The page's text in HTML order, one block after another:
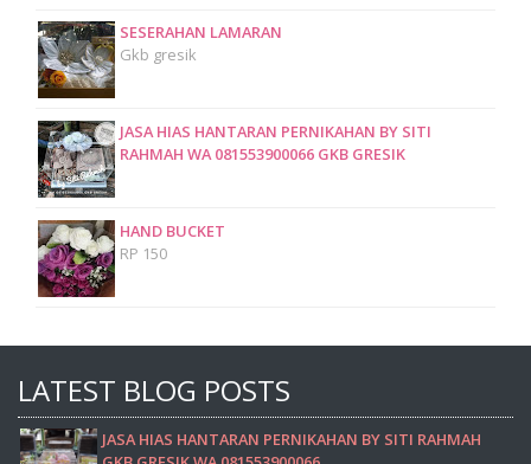
SESERAHAN LAMARAN
Gkb gresik
JASA HIAS HANTARAN PERNIKAHAN BY SITI
RAHMAH WA 081553900066 GKB GRESIK
HAND BUCKET
RP 150
LATEST BLOG POSTS
JASA HIAS HANTARAN PERNIKAHAN BY SITI RAHMAH